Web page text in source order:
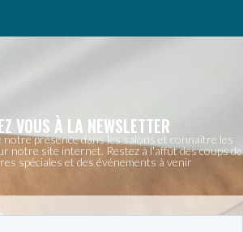
VOUS À LA NEWSLETTER
présence dans les salons et connaître les
notre site internet. Restez à l'affût des coups de
spéciales et des événements à venir